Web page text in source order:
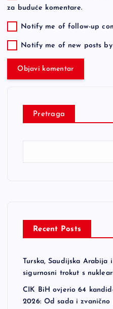
za buduće komentare.
Notify me of follow-up
Notify me of new posts
Pretraga
Recent Posts
Turska, Saudijska Arabija
sigurnosni trokut s
CIK BiH ovjerio 64
2026: Od sada i